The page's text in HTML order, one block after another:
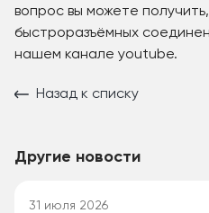
вопрос вы можете
быстроразъёмных
нашем канале youtube.
Назад к списку
Другие новости
31 июля 2026